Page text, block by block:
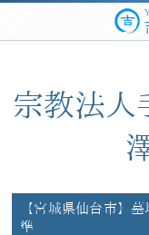
宗教法人
【宮城県仙台市】
準